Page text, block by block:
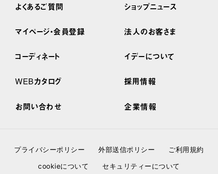
よくあるご質問
マイページ・会員登録
コーディネート
WEBカタログ
お問い合わせ
ショップニュース
法人のお客さま
イデーについて
採用情報
企業情報
プライバシーポリシー 外部送信ポリシー
ご利用規約
cookieについて
セキュリティーについて